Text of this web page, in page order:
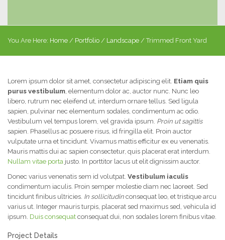
You Are Here: Home / Portfolio / Landscape /Trimmed Front Yard
Lorem ipsum dolor sit amet, consectetur adipiscing elit. Etiam quis
purus vestibulum, elementum dolor ac, auctor nunc. Nunc leo
libero, rutrum nec eleifend ut, interdum ornare tellus. Sed ligula
sapien, pulvinar nec elementum sodales, condimentum ac odio.
Vestibulum vel tempus lorem, vel gravida ipsum. Proin ut sagittis
sapien. Phasellus ac posuere risus, id fringilla elit. Proin auctor
vulputate urna et tincidunt. Vivamus mattis efficitur ex eu venenatis.
Mauris mattis dui ac sapien consectetur, quis placerat erat interdum.
Nullam vitae porta justo. In porttitor lacus ut elit dignissim auctor.
Donec varius venenatis sem id volutpat. Vestibulum iaculis
condimentum iaculis. Proin semper molestie diam nec laoreet. Sed
tincidunt finibus ultricies. In sollicitudin consequat leo, et tristique arcu
varius ut. Integer mauris turpis, placerat sed maximus sed, vehicula id
ipsum. Duis consequat consequat dui, non sodales lorem finibus vitae.
Project Details